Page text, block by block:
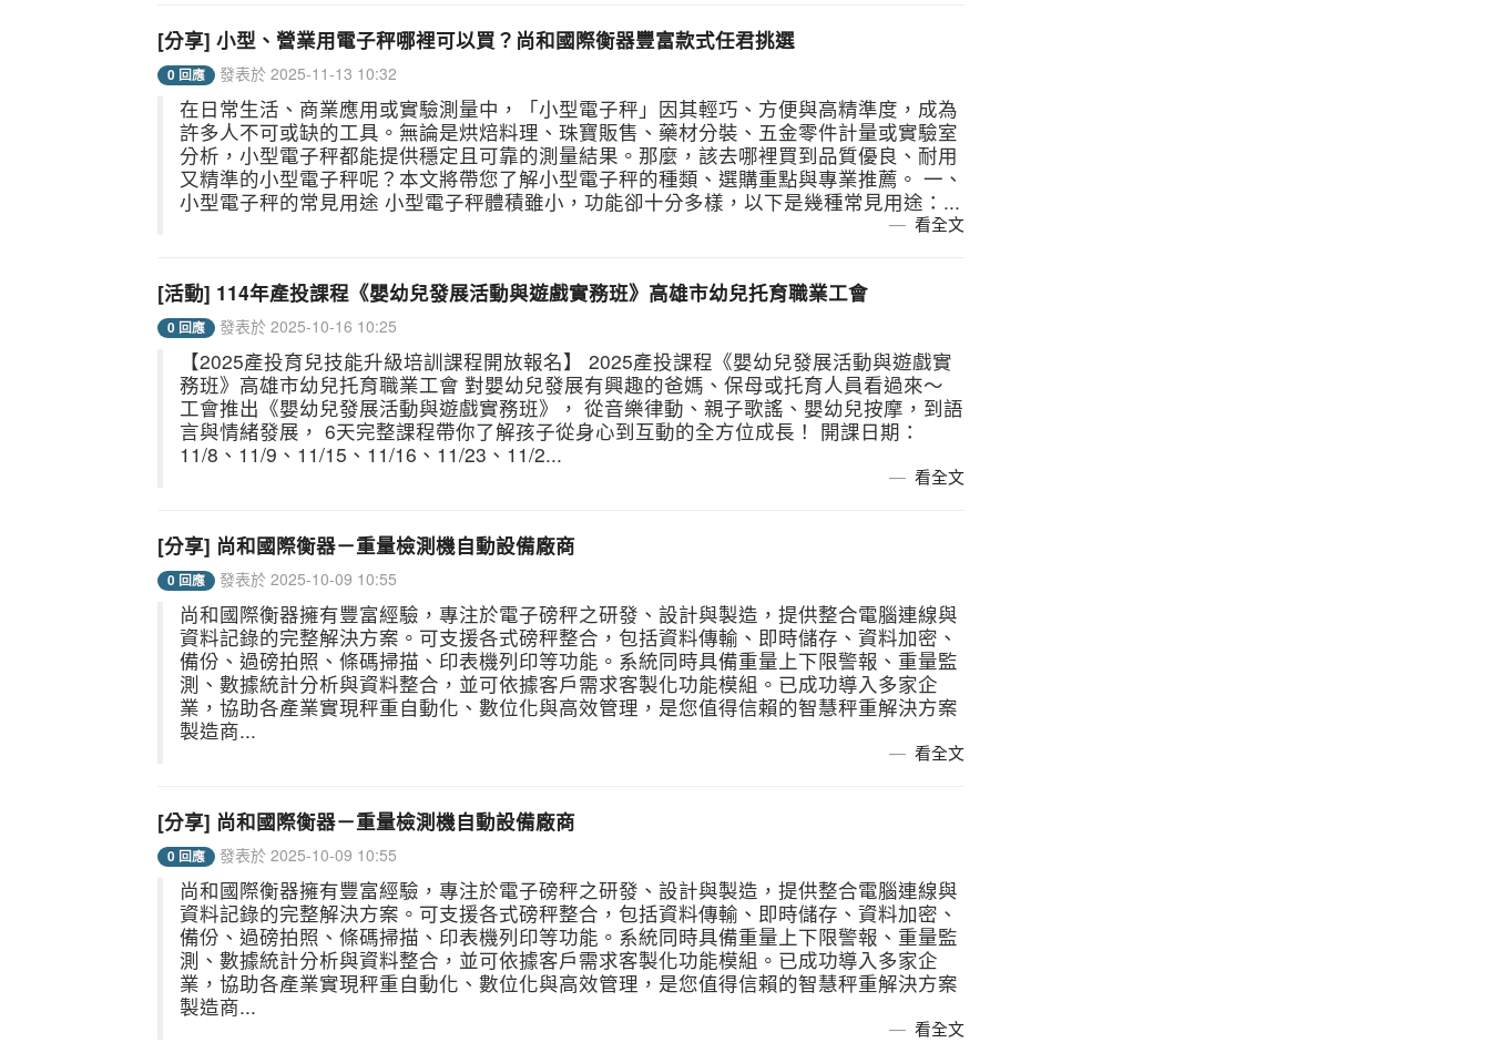
[分享] 小型、營業用電子秤哪裡可以買？尚和國際衡器豐富款式任君挑選
0 回應 發表於 2025-11-13 10:32
在日常生活、商業應用或實驗測量中，「小型電子秤」因其輕巧、方便與高精準度，成為
許多人不可或缺的工具。無論是烘焙料理、珠寶販售、藥材分裝、五金零件計量或實驗室
分析，小型電子秤都能提供穩定且可靠的測量結果。那麼，該去哪裡買到品質優良、耐用
又精準的小型電子秤呢？本文將帶您了解小型電子秤的種類、選購重點與專業推薦。 一、
小型電子秤的常見用途 小型電子秤體積雖小，功能卻十分多樣，以下是幾種常見用途：...
看全文
[活動] 114年產投課程《嬰幼兒發展活動與遊戲實務班》高雄市幼兒托育職業工會
0 回應 發表於 2025-10-16 10:25
【2025產投育兒技能升級培訓課程開放報名】 2025產投課程《嬰幼兒發展活動與遊戲實
務班》高雄市幼兒托育職業工會 對嬰幼兒發展有興趣的爸媽、保母或托育人員看過來～
工會推出《嬰幼兒發展活動與遊戲實務班》， 從音樂律動、親子歌謠、嬰幼兒按摩，到語
言與情緒發展， 6天完整課程帶你了解孩子從身心到互動的全方位成長！ 開課日期：
11/8、11/9、11/15、11/16、11/23、11/2...
看全文
[分享] 尚和國際衡器－重量檢測機自動設備廠商
0 回應 發表於 2025-10-09 10:55
尚和國際衡器擁有豐富經驗，專注於電子磅秤之研發、設計與製造，提供整合電腦連線與
資料記錄的完整解決方案。可支援各式磅秤整合，包括資料傳輸、即時儲存、資料加密、
備份、過磅拍照、條碼掃描、印表機列印等功能。系統同時具備重量上下限警報、重量監
測、數據統計分析與資料整合，並可依據客戶需求客製化功能模組。已成功導入多家企
業，協助各產業實現秤重自動化、數位化與高效管理，是您值得信賴的智慧秤重解決方案
製造商...
看全文
[分享] 尚和國際衡器－重量檢測機自動設備廠商
0 回應 發表於 2025-10-09 10:55
尚和國際衡器擁有豐富經驗，專注於電子磅秤之研發、設計與製造，提供整合電腦連線與
資料記錄的完整解決方案。可支援各式磅秤整合，包括資料傳輸、即時儲存、資料加密、
備份、過磅拍照、條碼掃描、印表機列印等功能。系統同時具備重量上下限警報、重量監
測、數據統計分析與資料整合，並可依據客戶需求客製化功能模組。已成功導入多家企
業，協助各產業實現秤重自動化、數位化與高效管理，是您值得信賴的智慧秤重解決方案
製造商...
看全文